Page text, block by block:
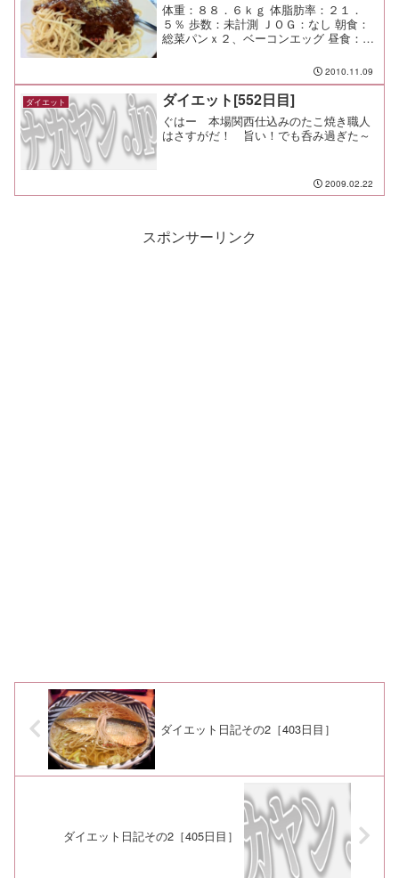
体重：８８．６ｋｇ 体脂肪率：２１．
５％ 歩数：未計測 ＪＯＧ：なし 朝食：
総菜パンｘ２、ベーコンエッグ 昼食：ミ
食：おでん 間食： メモ：子供のランドセ
ルが届いた！ 初日の注文だったから早
かったな。
2010.11.09
ダイエット ダイエット[552日目]
ぐはー 本場関西仕込みのたこ焼き職人
はさすがだ！ 旨い！でも呑み過ぎた～
2009.02.22
スポンサーリンク
ダイエット日記その2［403日目］
ダイエット日記その2［405日目］